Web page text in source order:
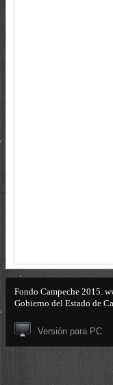
Fondo Campeche 2015.
Gobierno del Estado de
Versión para PC